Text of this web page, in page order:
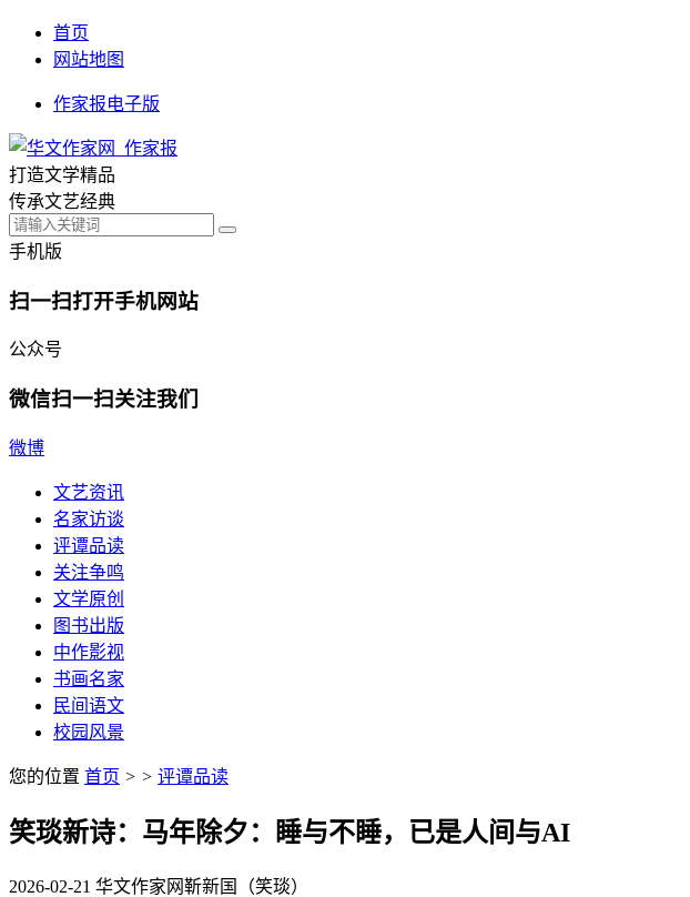
首页
网站地图
作家报电子版
打造文学精品
传承文艺经典
手机版
扫一扫打开手机网站
公众号
微信扫一扫关注我们
微博
文艺资讯
名家访谈
评谭品读
关注争鸣
文学原创
图书出版
中作影视
书画名家
民间语文
校园风景
您的位置 首页 > > 评谭品读
笑琰新诗：马年除夕：睡与不睡，已是人间与AI
2026-02-21 华文作家网靳新国（笑琰）